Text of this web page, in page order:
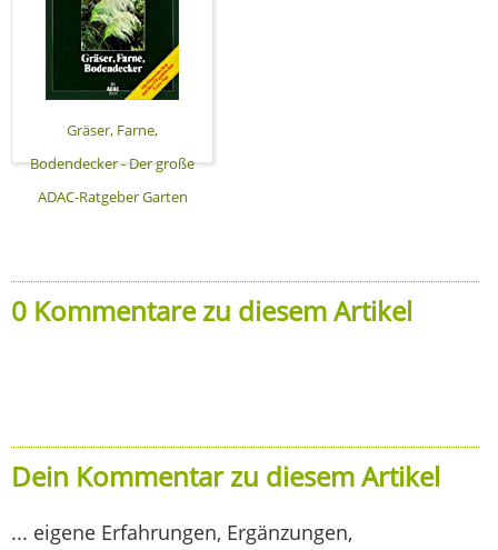
Gräser, Farne,
Bodendecker - Der große
ADAC-Ratgeber Garten
0 Kommentare zu diesem Artikel
Dein Kommentar zu diesem Artikel
... eigene Erfahrungen, Ergänzungen,